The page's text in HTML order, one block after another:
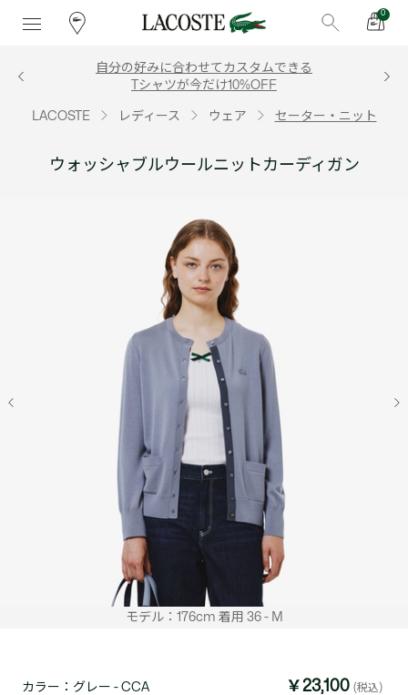
0
自分の好みに合わせてカスタムできる
Tシャツが今だけ10%OFF
LACOSTE レディース ウェア セーター・ニット
ウォッシャブルウールニットカーディガン
モデル：176cm 着用 36 - M
カラー： グレー - CCA ￥23,100 (税込)